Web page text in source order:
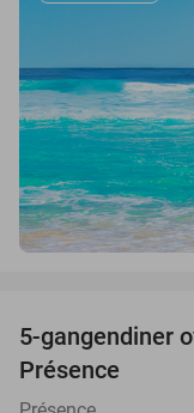
5-gangendiner
Présence